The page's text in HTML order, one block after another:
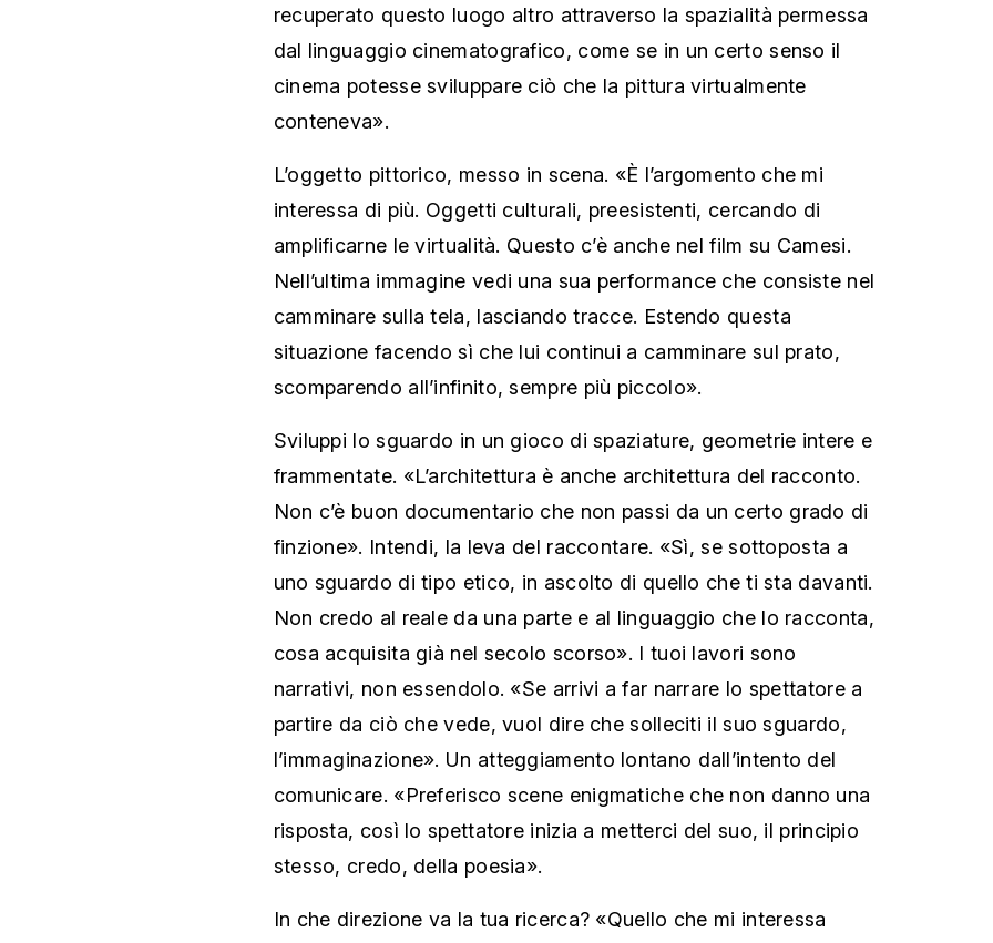
recuperato questo luogo altro attraverso la spazialità permessa
dal linguaggio cinematografico, come se in un certo senso il
cinema potesse sviluppare ciò che la pittura virtualmente
conteneva».
L’oggetto pittorico, messo in scena. «È l’argomento che mi
interessa di più. Oggetti culturali, preesistenti, cercando di
amplificarne le virtualità. Questo c’è anche nel film su Camesi.
Nell’ultima immagine vedi una sua performance che consiste nel
camminare sulla tela, lasciando tracce. Estendo questa
situazione facendo sì che lui continui a camminare sul prato,
scomparendo all’infinito, sempre più piccolo».
Sviluppi lo sguardo in un gioco di spaziature, geometrie intere e
frammentate. «L’architettura è anche architettura del racconto.
Non c’è buon documentario che non passi da un certo grado di
finzione». Intendi, la leva del raccontare. «Sì, se sottoposta a
uno sguardo di tipo etico, in ascolto di quello che ti sta davanti.
Non credo al reale da una parte e al linguaggio che lo racconta,
cosa acquisita già nel secolo scorso». I tuoi lavori sono
narrativi, non essendolo. «Se arrivi a far narrare lo spettatore a
partire da ciò che vede, vuol dire che solleciti il suo sguardo,
l’immaginazione». Un atteggiamento lontano dall’intento del
comunicare. «Preferisco scene enigmatiche che non danno una
risposta, così lo spettatore inizia a metterci del suo, il principio
stesso, credo, della poesia».
In che direzione va la tua ricerca? «Quello che mi interessa